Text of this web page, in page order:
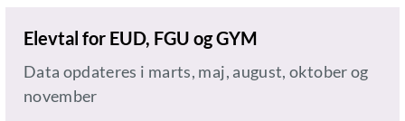
Elevtal for EUD, FGU og GYM
Data opdateres i marts, maj, august, oktober og
november